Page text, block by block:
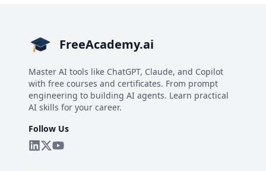
FreeAcademy.ai
Master AI tools like ChatGPT, Claude, and Copilot
with free courses and certificates. From prompt
engineering to building AI agents. Learn practical
AI skills for your career.
Follow Us